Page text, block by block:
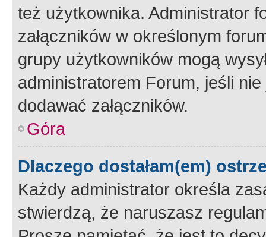
też użytkownika. Administrator
załączników w określonym
grupy użytkowników mogą
administratorem Forum, jeśli
dodawać załączników.
Góra
Dlaczego dostałam(em)
Każdy administrator określa
stwierdzą, że naruszasz